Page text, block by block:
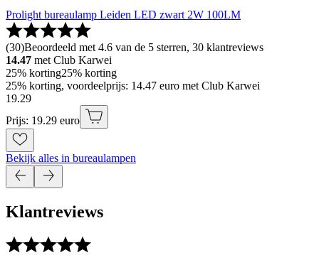
Prolight bureaulamp Leiden LED zwart 2W 100LM
(30)Beoordeeld met 4.6 van de 5 sterren, 30 klantreviews
14.47 met Club Karwei
25% korting25% korting
25% korting, voordeelprijs: 14.47 euro met Club Karwei
19.29
Prijs: 19.29 euro
Bekijk alles in bureaulampen
Klantreviews